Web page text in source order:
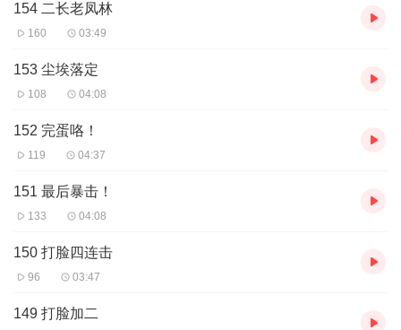
154 二长老凤林
160 03:49
153 尘埃落定
108 04:08
152 完蛋咯！
119 04:37
151 最后暴击！
133 04:08
150 打脸四连击
96 03:47
149 打脸加二